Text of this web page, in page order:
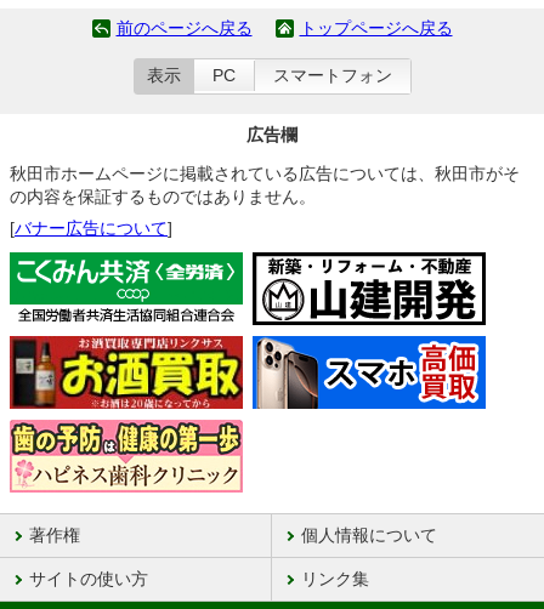
前のページへ戻る トップページへ戻る
表示 PC スマートフォン
広告欄
秋田市ホームページに掲載されている広告については、秋田市がそ
の内容を保証するものではありません。
[バナー広告について]
著作権 個人情報について
サイトの使い方 リンク集